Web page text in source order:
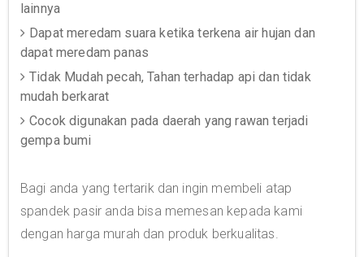
lainnya
Dapat meredam suara ketika terkena air hujan dan
dapat meredam panas
Tidak Mudah pecah, Tahan terhadap api dan tidak
mudah berkarat
Cocok digunakan pada daerah yang rawan terjadi
gempa bumi
Bagi anda yang tertarik dan ingin membeli atap
spandek pasir anda bisa memesan kepada kami
dengan harga murah dan produk berkualitas.